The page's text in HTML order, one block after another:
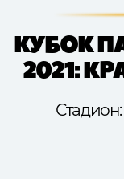
КУБОК
2021: